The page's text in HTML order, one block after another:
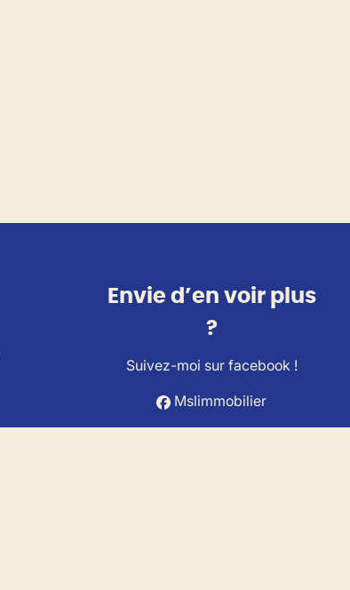
Envie d’en voir plus
?
Suivez-moi sur facebook !
Mslimmobilier